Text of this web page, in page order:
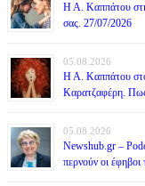
Η Α. Καππάτου
σας. 27/07/2026
05.08.2026
Η Α. Καππάτου
Καρατζαφέρη. Πως
05.08.2026
Newshub.gr –
περνούν οι